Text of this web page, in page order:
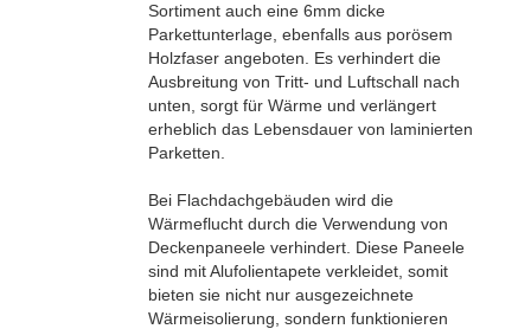
Sortiment auch eine 6mm dicke
Parkettunterlage, ebenfalls aus porösem
Holzfaser angeboten. Es verhindert die
Ausbreitung von Tritt- und Luftschall nach
unten, sorgt für Wärme und verlängert
erheblich das Lebensdauer von laminierten
Parketten.
Bei Flachdachgebäuden wird die
Wärmeflucht durch die Verwendung von
Deckenpaneele verhindert. Diese Paneele
sind mit Alufolientapete verkleidet, somit
bieten sie nicht nur ausgezeichnete
Wärmeisolierung, sondern funktionieren